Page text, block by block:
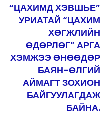
“ЦАХИМД ХЭВШЬЕ”
УРИАТАЙ “ЦАХИМ
ХӨГЖЛИЙН
ӨДӨРЛӨГ” АРГА
ХЭМЖЭЭ ӨНӨӨДӨР
БАЯН-ӨЛГИЙ
АЙМАГТ ЗОХИОН
БАЙГУУЛАГДАЖ
БАЙНА.